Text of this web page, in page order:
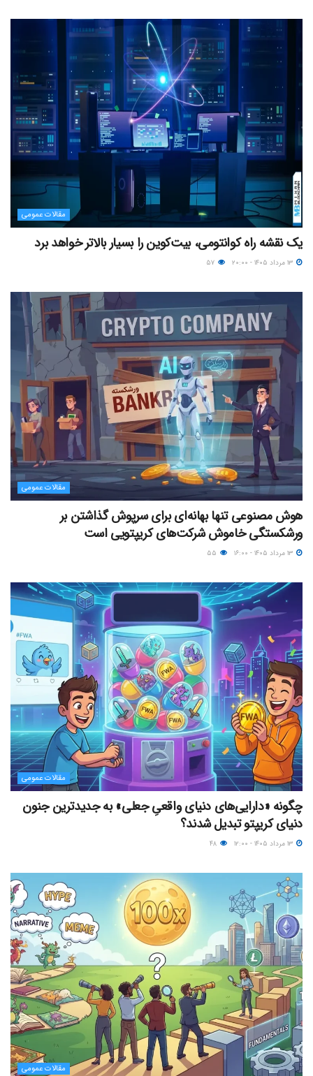
مقالات عمومی
یک نقشه راه کوانتومی، بیت‌کوین را بسیار بالاتر خواهد برد
مقالات عمومی
هوش مصنوعی تنها بهانه‌ای برای سرپوش گذاشتن بر
ورشکستگی خاموش شرکت‌های کریپتویی است
مقالات عمومی
چگونه «دارایی‌های دنیای واقعیِ جعلی» به جدیدترین جنون
دنیای کریپتو تبدیل شدند؟
مقالات عمومی